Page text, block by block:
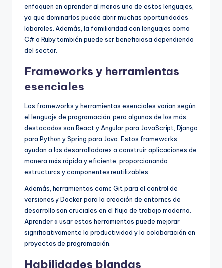
enfoquen en aprender al menos uno de estos lenguajes,
ya que dominarlos puede abrir muchas oportunidades
laborales. Además, la familiaridad con lenguajes como
C# o Ruby también puede ser beneficiosa dependiendo
del sector.
Frameworks y herramientas
esenciales
Los frameworks y herramientas esenciales varían según
el lenguaje de programación, pero algunos de los más
destacados son React y Angular para JavaScript, Django
para Python y Spring para Java. Estos frameworks
ayudan a los desarrolladores a construir aplicaciones de
manera más rápida y eficiente, proporcionando
estructuras y componentes reutilizables.
Además, herramientas como Git para el control de
versiones y Docker para la creación de entornos de
desarrollo son cruciales en el flujo de trabajo moderno.
Aprender a usar estas herramientas puede mejorar
significativamente la productividad y la colaboración en
proyectos de programación.
Habilidades blandas